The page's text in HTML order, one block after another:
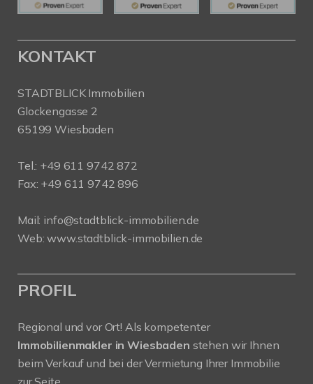
KONTAKT
STADTBLICK Immobilien
Glockengasse 2
65199 Wiesbaden
Tel.: +49 611 9742 872
Fax: +49 611 9742 896
Mail: info@stadtblick-immobilien.de
Web:www.stadtblick-immobilien.de
PROFIL
Regional und vor Ort! Als kompetenter
Immobilienmakler in Wiesbaden stehen wir Ihnen
beim Verkauf und bei der Vermietung Ihrer Immobilie
zur Seite.